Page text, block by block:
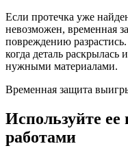
Если протечка уже
невозможен, временная
повреждению
когда деталь раскрылась
нужными материалами.
Временная защита
Используйте
работами